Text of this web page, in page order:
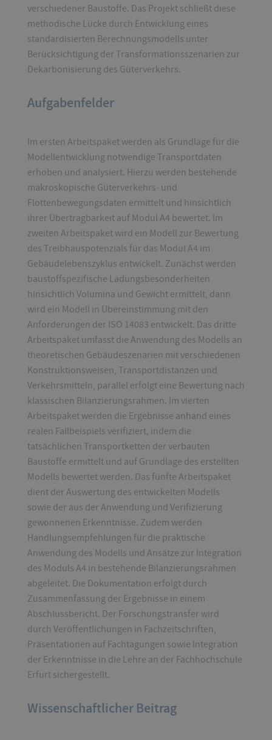
verschiedener Baustoffe. Das Projekt schließt diese
methodische Lücke durch Entwicklung eines
standardisierten Berechnungsmodells unter
Berücksichtigung der Transformationsszenarien zur
Dekarbonisierung des Güterverkehrs.
Aufgabenfelder
Im ersten Arbeitspaket werden als Grundlage für die
Modellentwicklung notwendige Transportdaten
erhoben und analysiert. Hierzu werden bestehende
makroskopische Güterverkehrs- und
Flottenbewegungsdaten ermittelt und hinsichtlich
ihrer Übertragbarkeit auf Modul A4 bewertet. Im
zweiten Arbeitspaket wird ein Modell zur Bewertung
des Treibhauspotenzials für das Modul A4 im
Gebäudelebenszyklus entwickelt. Zunächst werden
baustoffspezifische Ladungsbesonderheiten
hinsichtlich Volumina und Gewicht ermittelt, dann
wird ein Modell in Übereinstimmung mit den
Anforderungen der ISO 14083 entwickelt. Das dritte
Arbeitspaket umfasst die Anwendung des Modells an
theoretischen Gebäudeszenarien mit verschiedenen
Konstruktionsweisen, Transportdistanzen und
Verkehrsmitteln, parallel erfolgt eine Bewertung nach
klassischen Bilanzierungsrahmen. Im vierten
Arbeitspaket werden die Ergebnisse anhand eines
realen Fallbeispiels verifiziert, indem die
tatsächlichen Transportketten der verbauten
Baustoffe ermittelt und auf Grundlage des erstellten
Modells bewertet werden. Das fünfte Arbeitspaket
dient der Auswertung des entwickelten Modells
sowie der aus der Anwendung und Verifizierung
gewonnenen Erkenntnisse. Zudem werden
Handlungsempfehlungen für die praktische
Anwendung des Modells und Ansätze zur Integration
des Moduls A4 in bestehende Bilanzierungsrahmen
abgeleitet. Die Dokumentation erfolgt durch
Zusammenfassung der Ergebnisse in einem
Abschlussbericht. Der Forschungstransfer wird
durch Veröffentlichungen in Fachzeitschriften,
Präsentationen auf Fachtagungen sowie Integration
der Erkenntnisse in die Lehre an der Fachhochschule
Erfurt sichergestellt.
Wissenschaftlicher Beitrag